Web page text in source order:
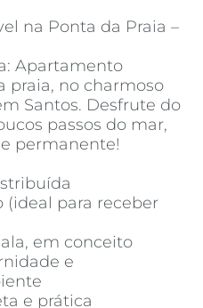
na Ponta da Praia –
Apartamento
praia, no charmoso
Santos. Desfrute do
passos do mar,
permanente!
(ideal para receber
em conceito
e
e prática